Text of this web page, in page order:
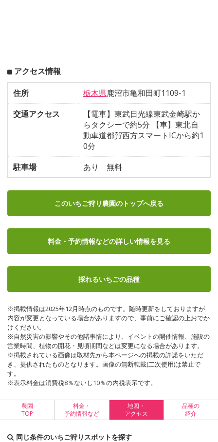
アクセス情報
住所 栃木県鹿沼市亀和田町1109-1
交通アクセス
【電車】東武日光線東武金崎駅か
らタクシーで約5分 【車】東北自
動車道都賀西方スマートICから約1
0分
駐車場
あり 無料
このいちご狩り農園のトップへ戻る
料金・予約情報などの詳しい情報を見る
採れるいちごの品種
※掲載情報は2025年12月時点のものです。随時更新をしておりますが
内容が変更となっている場合がありますので、事前にご確認の上おでか
けください。
※自然災害の影響やその他諸事情により、イベントの開催情報、施設の
営業時間、植物の開花・見頃期間などは変更になる場合があります。
※掲載されている画像は取材先から本ページへの掲載の許諾をいただ
き、提供されたものとなります。画像の無断転載(二次使用)は禁止で
す。
※表示料金は消費税8％ないし10％の内税表示です。
農園
TOP
料金・
予約情報など
地図・
アクセス
品種の
紹介
同じ条件のいちご狩りスポットを探す